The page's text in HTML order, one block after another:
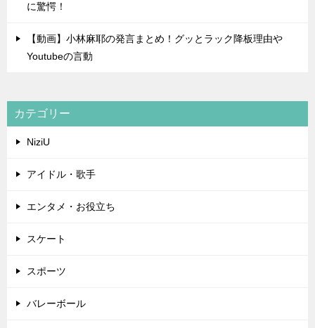
に驚愕！
【動画】小林麻耶の発言まとめ！グッとラック降板理由や
Youtubeの言動
カテゴリー
NiziU
アイドル・歌手
エンタメ・お役立ち
スケート
スポーツ
バレーボール